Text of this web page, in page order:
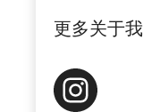
更多关于我